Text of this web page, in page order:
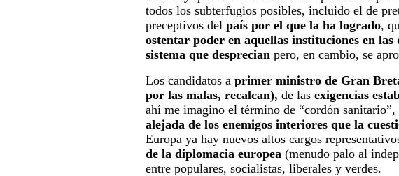
todos los subterfugios posibles, incluido el de
preceptivos del país por el que la ha logrado,
ostentar poder en aquellas instituciones en las
sistema que desprecian pero, en cambio, se
Los candidatos a primer ministro de Gran
por las malas, recalcan), de las exigencias
ahí me imagino el término de “cordón sanitario”,
alejada de los enemigos interiores que la
Europa ya hay nuevos altos cargos
de la diplomacia europea (menudo palo al
entre populares, socialistas, liberales y verdes.